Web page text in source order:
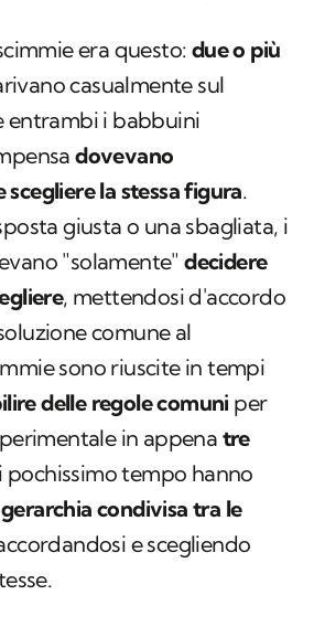
era questo: due o più
casualmente sul
entrambi i babbuini
dovevano
scegliere la stessa figura.
giusta o una sbagliata, i
"solamente"decidere
, mettendosi d'accordo
comune al
sono riuscite in tempi
delle regole comuni per
in appena tre
pochissimo tempo hanno
condivisa tra le
e scegliendo